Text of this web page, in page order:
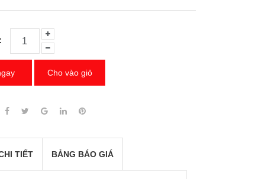
Cho vào giỏ
TIẾT BẢNG BÁO GIÁ